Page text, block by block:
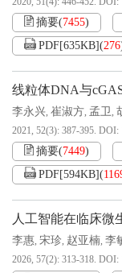
摘要(7455)
PDF[635KB](276
线粒体DNA与
李永兴, 崔淑方, 孟卫,
2021, 52(3): 387-395. DOI:
摘要(7449)
PDF[594KB](
人工智能在临床微
李惠, 宋珍, 赵亚楠, 李
2026, 57(2): 313-318. DOI: